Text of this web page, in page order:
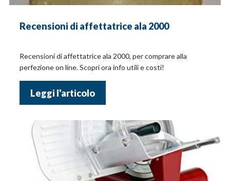
Recensioni di affettatrice ala 2000
Recensioni di affettatrice ala 2000, per comprare alla
perfezione on line. Scopri ora info utili e costi!
Leggi l'articolo